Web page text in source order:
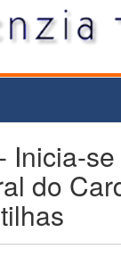
Inicia-
do